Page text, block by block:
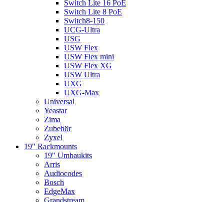
Switch Lite 16 PoE
Switch Lite 8 PoE
Switch8-150
UCG-Ultra
USG
USW Flex
USW Flex mini
USW Flex XG
USW Ultra
UXG
UXG-Max
Universal
Yeastar
Zima
Zubehör
Zyxel
19" Rackmounts
19" Umbaukits
Arris
Audiocodes
Bosch
EdgeMax
Grandstream